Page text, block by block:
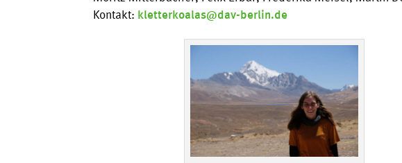
Kontakt: kletterkoalas@dav-berlin.de